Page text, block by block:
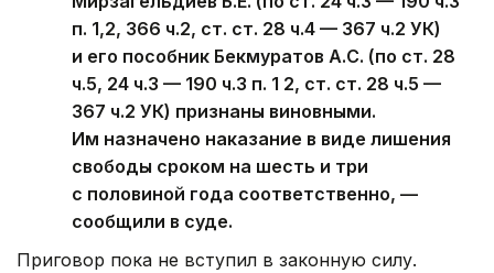
п. 1,2, 366 ч.2, ст. ст. 28 ч.4 — 367 ч.2 УК)
и его пособник Бекмуратов А.С. (по ст. 28
ч.5, 24 ч.3 — 190 ч.3 п. 1 2, ст. ст. 28 ч.5 —
367 ч.2 УК) признаны виновными.
Им назначено наказание в виде лишения
свободы сроком на шесть и три
с половиной года соответственно, —
сообщили в суде.
Приговор пока не вступил в законную силу.